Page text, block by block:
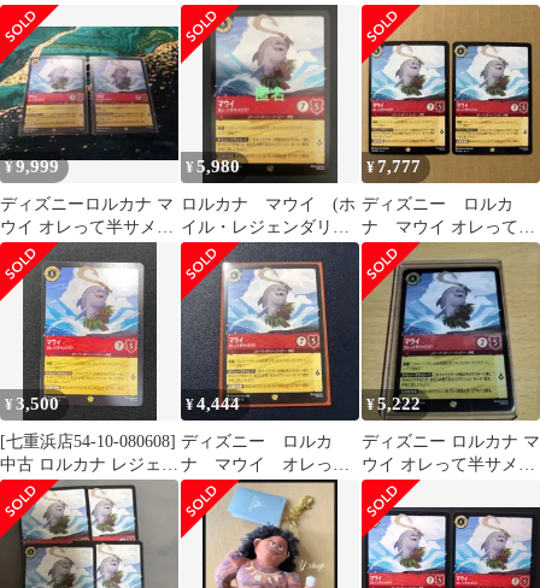
ダリー FOIL
ンダリー
ろ？ レジェンダリー 2
枚セット
¥9,999
ディズニーロルカナ マ
ウイ オレって半サメだ
ろ？ レジェンダリー2
枚セット
¥5,980
ロルカナ マウイ (ホ
イル・レジェンダリ
ー) １枚
¥7,777
ディズニー ロルカ
ナ マウイ オレって半
サメだろ？ レジェン
ダリー ノーマル
¥3,500
[七重浜店54-10-080608]
中古 ロルカナ レジェン
ダリー マウイ オレって
半サメだろ？ 124/204
¥4,444
ディズニー ロルカ
ナ マウイ オレって
半サメだろ？ レジェ
ンダリー
¥5,222
ディズニー ロルカナ マ
ウイ オレって半サメだ
ろ？